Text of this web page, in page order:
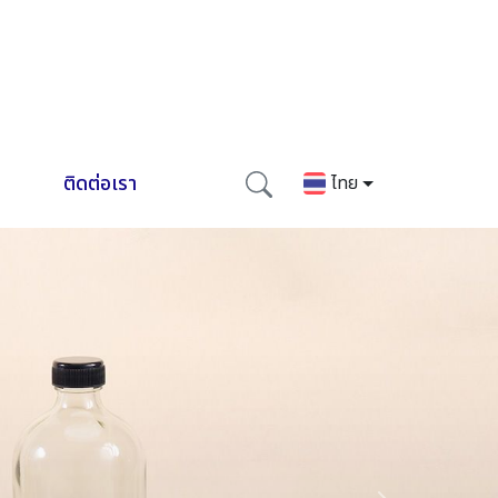
ติดต่อเรา ไทย